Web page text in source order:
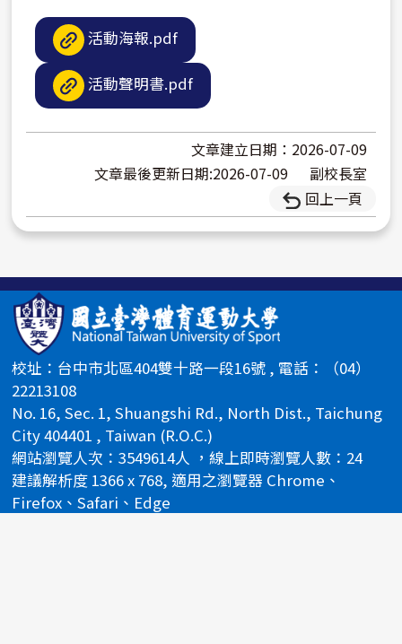
活動海報.pdf
活動聲明書.pdf
文章建立日期：2026-07-09
文章最後更新日期:2026-07-09
副校長室
回上一頁
校址：台中市北區404雙十路一段16號 , 電話：（04）
22213108
No. 16, Sec. 1, Shuangshi Rd., North Dist., Taichung
City 404401 , Taiwan (R.O.C.)
網站瀏覽人次：3549614人 ，線上即時瀏覽人數：24
建議解析度 1366 x 768, 適用之瀏覽器 Chrome、
Firefox、Safari、Edge